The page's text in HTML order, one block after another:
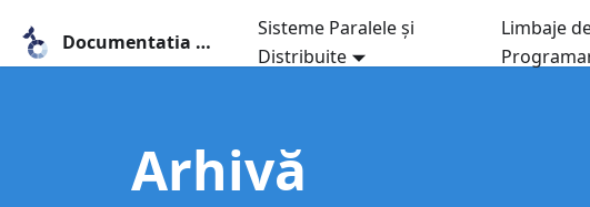
Documentatia MobyLab
Sisteme Paralele și
Distribuite
Limbaje
Arhivă